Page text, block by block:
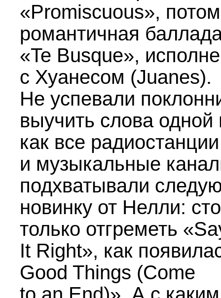
«Promiscuous», потом
романтичная
«Te Busque»,
с Хуанесом (Juanes).
Не успевали
выучить слова одной
как все радиостанции
и музыкальные
подхватывали
новинку от Нелли:
только отгреметь
It Right», как
Good Things (Come